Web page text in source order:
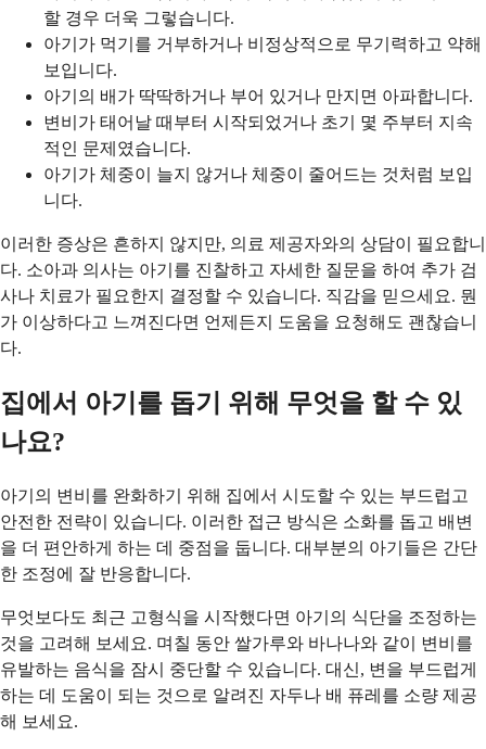
할 경우 더욱 그렇습니다.
아기가 먹기를 거부하거나 비정상적으로 무기력하고 약해
보입니다.
아기의 배가 딱딱하거나 부어 있거나 만지면 아파합니다.
변비가 태어날 때부터 시작되었거나 초기 몇 주부터 지속
적인 문제였습니다.
아기가 체중이 늘지 않거나 체중이 줄어드는 것처럼 보입
니다.
이러한 증상은 흔하지 않지만, 의료 제공자와의 상담이 필요합니
다. 소아과 의사는 아기를 진찰하고 자세한 질문을 하여 추가 검
사나 치료가 필요한지 결정할 수 있습니다. 직감을 믿으세요. 뭔
가 이상하다고 느껴진다면 언제든지 도움을 요청해도 괜찮습니
다.
집에서 아기를 돕기 위해 무엇을 할 수 있
나요?
아기의 변비를 완화하기 위해 집에서 시도할 수 있는 부드럽고
안전한 전략이 있습니다. 이러한 접근 방식은 소화를 돕고 배변
을 더 편안하게 하는 데 중점을 둡니다. 대부분의 아기들은 간단
한 조정에 잘 반응합니다.
무엇보다도 최근 고형식을 시작했다면 아기의 식단을 조정하는
것을 고려해 보세요. 며칠 동안 쌀가루와 바나나와 같이 변비를
유발하는 음식을 잠시 중단할 수 있습니다. 대신, 변을 부드럽게
하는 데 도움이 되는 것으로 알려진 자두나 배 퓨레를 소량 제공
해 보세요.